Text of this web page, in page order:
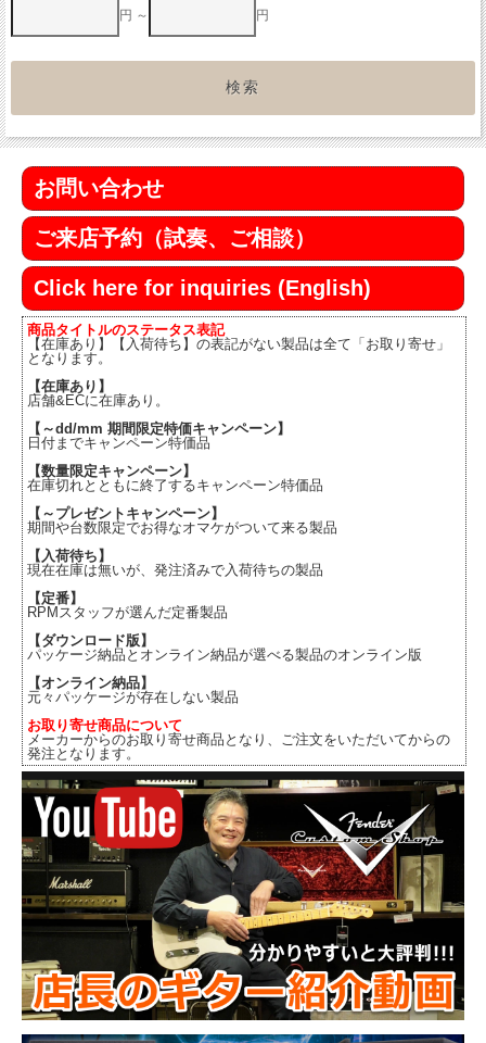
円 ～ 円
お問い合わせ
ご来店予約（試奏、ご相談）
Click here for inquiries (English)
商品タイトルのステータス表記
【在庫あり】【入荷待ち】の表記がない製品は全て「お取り寄せ」
となります。
【在庫あり】
店舗&ECに在庫あり。
【～dd/mm 期間限定特価キャンペーン】
日付までキャンペーン特価品
【数量限定キャンペーン】
在庫切れとともに終了するキャンペーン特価品
【～プレゼントキャンペーン】
期間や台数限定でお得なオマケがついて来る製品
【入荷待ち】
現在在庫は無いが、発注済みで入荷待ちの製品
【定番】
RPMスタッフが選んだ定番製品
【ダウンロード版】
パッケージ納品とオンライン納品が選べる製品のオンライン版
【オンライン納品】
元々パッケージが存在しない製品
お取り寄せ商品について
メーカーからのお取り寄せ商品となり、ご注文をいただいてからの
発注となります。